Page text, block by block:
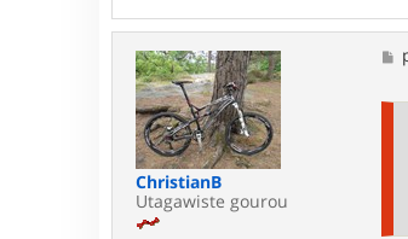
n
t
a
c
t
e
r
S
e
9
ChristianB
Utagawiste gourou
e